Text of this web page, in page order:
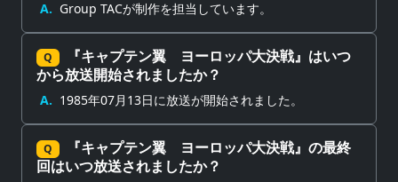
A. Group TACが制作を担当しています。
Q
『キャプテン翼 ヨーロッパ大決戦』はいつ
から放送開始されましたか？
A. 1985年07月13日に放送が開始されました。
Q
『キャプテン翼 ヨーロッパ大決戦』の最終
回はいつ放送されましたか？